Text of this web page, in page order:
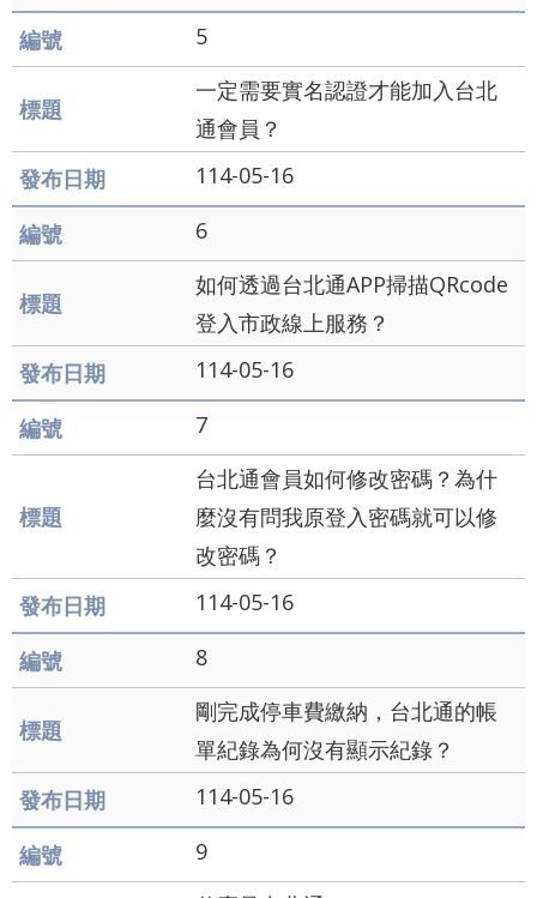
系
常
見
問
答
台
通
政
府
網
資
料
開
放
宣
告
隱
私
5
一定需要實名認證才能加入台北
通會員？
114-05-16
6
如何透過台北通APP掃描QRcode
登入市政線上服務？
114-05-16
7
台北通會員如何修改密碼？為什
麼沒有問我原登入密碼就可以修
改密碼？
114-05-16
8
剛完成停車費繳納，台北通的帳
單紀錄為何沒有顯示紀錄？
114-05-16
9